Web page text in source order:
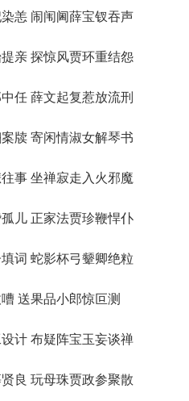
恙 闹闱阃薛宝钗吞声
亲 探惊风贾环重结怨
任 薛文起复惹放流刑
牍 寄闲情淑女解琴书
事 坐禅寂走入火邪魔
儿 正家法贾珍鞭悍仆
词 蛇影杯弓颦卿绝粒
送果品小郎惊叵测
计 布疑阵宝玉妄谈禅
良 玩母珠贾政参聚散